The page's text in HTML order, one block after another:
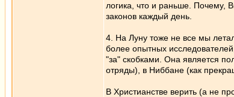
логика, что и раньше. Почему,
законов каждый день.
4. На Луну тоже не все мы
более опытных
"за" скобками. Она является
отряды), в Ниббане (как
В Христианстве верить (а не